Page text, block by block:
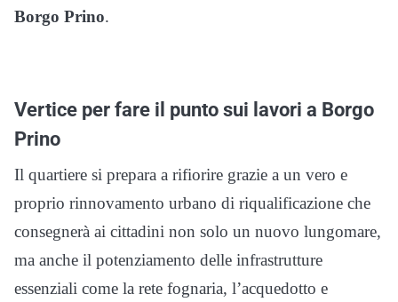
Borgo Prino.
Vertice per fare il punto sui lavori a Borgo
Prino
Il quartiere si prepara a rifiorire grazie a un vero e
proprio rinnovamento urbano di riqualificazione che
consegnerà ai cittadini non solo un nuovo lungomare,
ma anche il potenziamento delle infrastrutture
essenziali come la rete fognaria, l’acquedotto e